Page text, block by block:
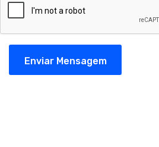
Enviar Mensagem